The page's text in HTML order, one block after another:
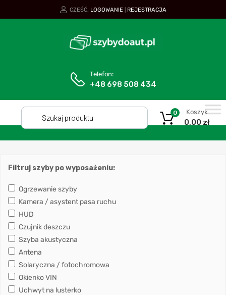
CZEŚĆ. LOGOWANIE REJESTRACJA
Telefon:
+48 698 508 434
Koszyk
0,00 zł
0
Filtruj szyby po wyposażeniu:
Ogrzewanie szyby
Kamera / asystent pasa ruchu
HUD
Czujnik deszczu
Szyba akustyczna
Antena
Solaryczna / fotochromowa
Okienko VIN
Uchwyt na lusterko